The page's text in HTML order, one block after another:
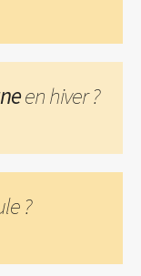
en hiver ?
?